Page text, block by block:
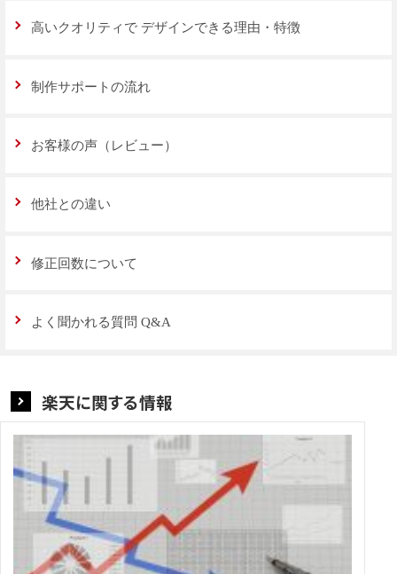
高いクオリティで デザインできる理由・特徴
制作サポートの流れ
お客様の声（レビュー）
他社との違い
修正回数について
よく聞かれる質問 Q&A
楽天に関する情報